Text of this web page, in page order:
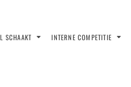
SCHAAKT INTERNE COMPETITIE